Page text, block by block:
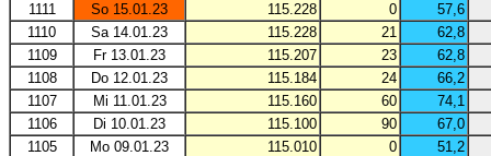
1111
So 15.01.23 115.228 0
57,6
1110
Sa 14.01.23 115.228 21
62,8
1109
Fr 13.01.23 115.207 23
62,8
1108
Do 12.01.23 115.184 24
66,2
1107
Mi 11.01.23 115.160 60
74,1
1106
Di 10.01.23 115.100 90
67,0
1105
Mo 09.01.23 115.010 0
51,2